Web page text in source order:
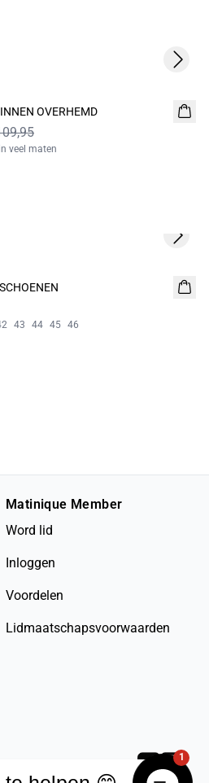
OVERHEMD
veel maten
Next
43 44 45 46
Next
Matinique Member
Word lid
Inloggen
Voordelen
Lidmaatschapsvoorwaarden
1